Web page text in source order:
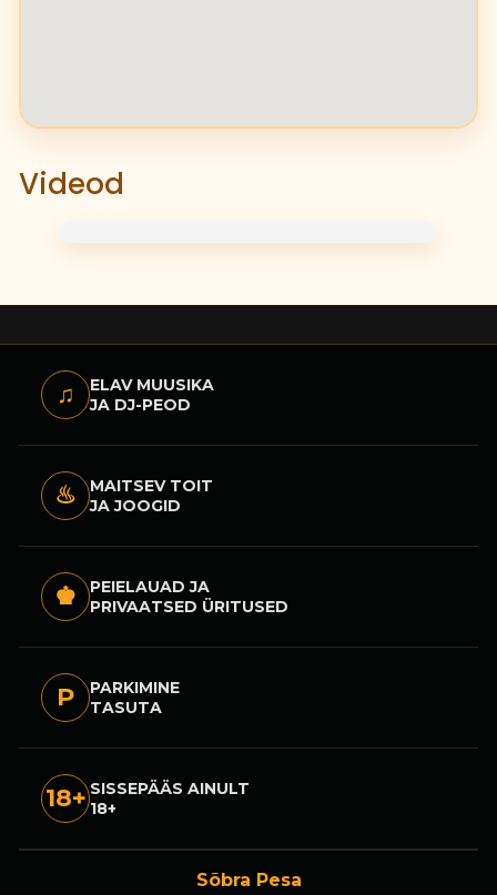
Videod
♫
ELAV MUUSIKA
JA DJ-PEOD
♨
MAITSEV TOIT
JA JOOGID
♚
PEIELAUAD JA
PRIVAATSED ÜRITUSED
P
PARKIMINE
TASUTA
18+ SISSEPÄÄS AINULT
18+
Sõbra Pesa